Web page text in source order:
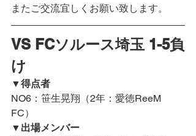
またご交流宜しくお願い致します。
VS FCソルース埼玉 1-5負
け
▼得点者
NO6：笹生晃翔（2年：愛徳ReeM
FC）
▼出場メンバー